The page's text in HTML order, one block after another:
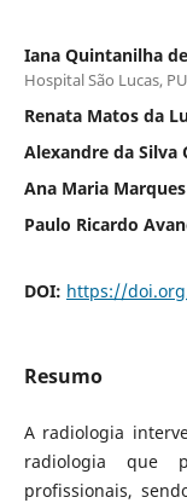
Iana Quintanilha
Hospital São Lucas,
Renata Matos da
Alexandre da Silva
Ana Maria
Paulo Ricardo
DOI: https://
Resumo
A radiologia
radiologia que
profissionais,